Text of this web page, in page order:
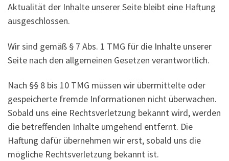
Aktualität der Inhalte unserer Seite bleibt eine Haftung
ausgeschlossen.
Wir sind gemäß § 7 Abs. 1 TMG für die Inhalte unserer
Seite nach den allgemeinen Gesetzen verantwortlich.
Nach §§ 8 bis 10 TMG müssen wir übermittelte oder
gespeicherte fremde Informationen nicht überwachen.
Sobald uns eine Rechtsverletzung bekannt wird, werden
die betreffenden Inhalte umgehend entfernt. Die
Haftung dafür übernehmen wir erst, sobald uns die
mögliche Rechtsverletzung bekannt ist.